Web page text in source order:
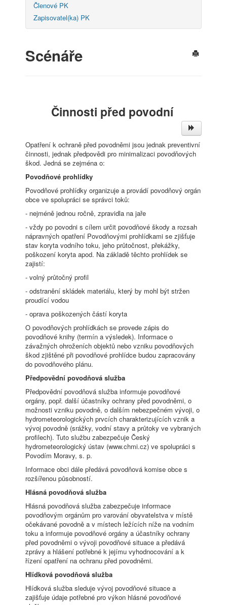
Členové PK
Zapisovatel(ka) PK
Scénáře
Činnosti před povodní
Opatření k ochraně před povodněmi jsou jednak preventivní
činnosti, jednak předpovědi pro minimalizaci povodňových
škod. Jedná se zejména o:
Povodňové prohlídky
Povodňové prohlídky organizuje a provádí povodňový orgán
obce ve spolupráci se správci toků:
- nejméně jednou ročně, zpravidla na jaře
- vždy po povodni s cílem určit povodňové škody a rozsah
nápravných opatření Povodňovými prohlídkami se zjišťuje
stav koryta vodního toku, jeho průtočnost, překážky,
poškození koryta apod. Na základě těchto prohlídek se
zajistí:
- volný průtočný profil
- odstranění skládek materiálu, který by mohl být stržen
proudící vodou
- oprava poškozených částí koryta
O povodňových prohlídkách se provede zápis do
povodňové knihy (termín a výsledek). Informace o
závažných ohroženích objektů nebo vzniku povodňových
škod zjištěné při povodňové prohlídce budou zapracovány
do povodňového plánu.
Předpovědní povodňová služba
Předpovědní povodňová služba informuje povodňové
orgány, popř. další účastníky ochrany před povodněmi, o
možnosti vzniku povodně, o dalším nebezpečném vývoji, o
hydrometeorologických prvcích charakterizujících vznik a
vývoj povodně (srážky, vodní stavy a průtoky ve vybraných
profilech). Tuto službu zabezpečuje Český
hydrometeorologický ústav (www.chmi.cz) ve spolupráci s
Povodím Moravy, s. p.
Informace obci dále předává povodňová komise obce s
rozšířenou působností.
Hlásná povodňová služba
Hlásná povodňová služba zabezpečuje informace
povodňovým orgánům pro varování obyvatelstva v místě
očekávané povodně a v místech ležících níže na vodním
toku a informuje povodňové orgány a účastníky ochrany
před povodněmi o vývoji povodňové situace a předává
zprávy a hlášení potřebné k jejímu vyhodnocování a k
řízení opatření na ochranu před povodněmi.
Hlídková povodňová služba
Hlídková služba sleduje vývoj povodňové situace a
zajišťuje údaje potřebné pro výkon hlásné povodňové